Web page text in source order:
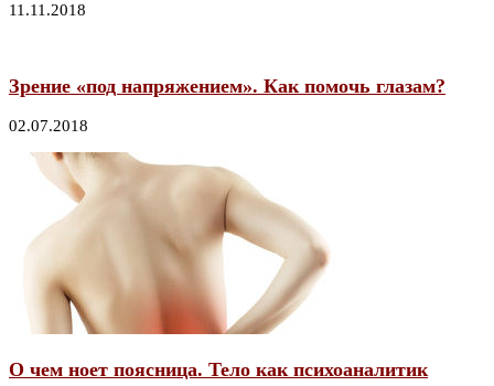
11.11.2018
Зрение «под напряжением». Как помочь глазам?
02.07.2018
О чем ноет поясница. Тело как психоаналитик